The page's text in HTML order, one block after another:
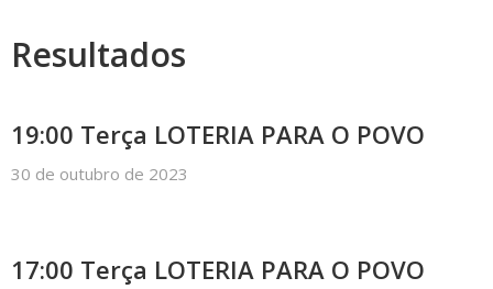
Resultados
19:00 Terça LOTERIA PARA O POVO
30 de outubro de 2023
17:00 Terça LOTERIA PARA O POVO